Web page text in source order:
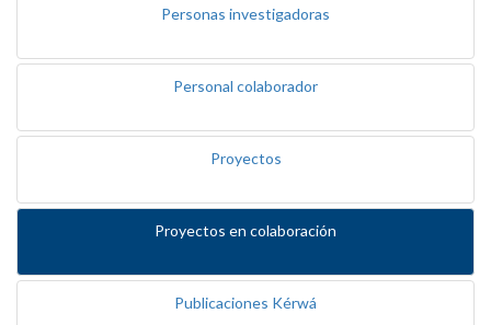
Personas investigadoras
Personal colaborador
Proyectos
Proyectos en colaboración
Publicaciones Kérwá